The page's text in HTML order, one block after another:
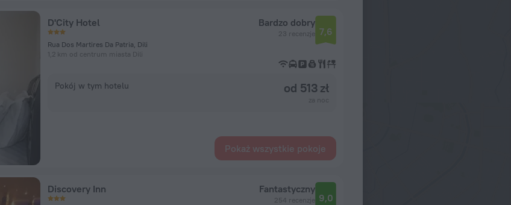
D'City Hotel
Rua Dos Martires Da Patria, Dili
1,2 km od centrum miasta Dili
Bardzo dobry
23 recenzje 7,6
Pokój w tym hotelu od 513 zł
Pokaż wszystkie pokoje
Discovery Inn Fantastyczny
254 recenzje 9,0